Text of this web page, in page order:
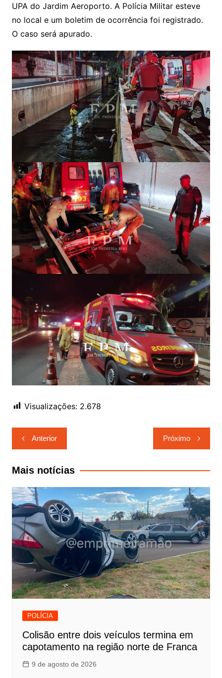
UPA do Jardim Aeroporto. A Polícia Militar esteve
no local e um boletim de ocorrência foi registrado.
O caso será apurado.
Visualizações: 2.678
Navegação
de
Post
Anterior Próximo
Mais notícias
POLÍCIA
Colisão entre dois veículos termina em
capotamento na região norte de Franca
9 de agosto de 2026